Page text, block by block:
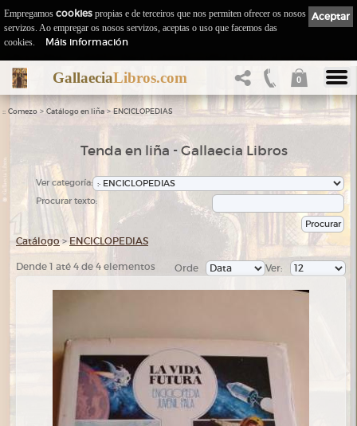
GallaeciaLibros.com 0
:: Comezo > Catálogo en liña > ENCICLOPEDIAS
Tenda en liña - Gallaecia Libros
Ver categoría:
Procurar texto:
Catálogo >ENCICLOPEDIAS
Dende 1 até 4 de 4 elementos Ver:
Orde
Aceptar
Empregamos cookies propias e de terceiros que nos permiten ofrecer os nosos
servizos. Ao empregar os nosos servizos, aceptas o uso que facemos das
cookies.
Máis información